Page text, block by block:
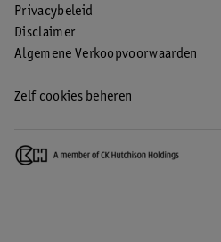
Privacybeleid
Disclaimer
Algemene Verkoopvoorwaarden
Zelf cookies beheren